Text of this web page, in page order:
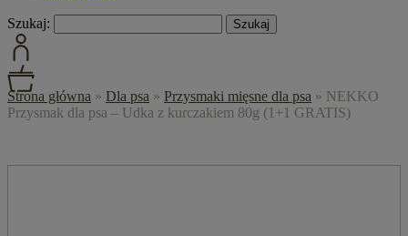
Szukaj:
Strona główna » Dla psa » Przysmaki mięsne dla psa » NEKKO
Przysmak dla psa – Udka z kurczakiem 80g (1+1 GRATIS)